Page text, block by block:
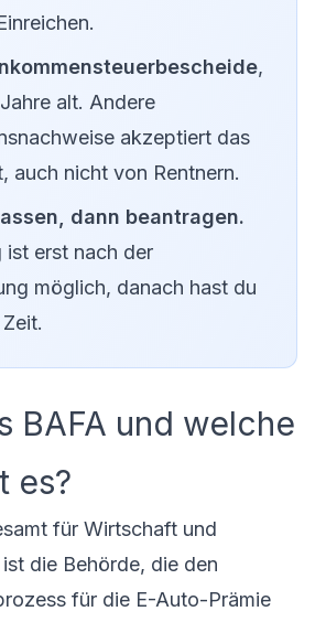
,
alt. Andere
akzeptiert das
auch nicht von Rentnern.
dann beantragen.
ist erst nach der
möglich, danach hast du
BAFA und welche
es?
für Wirtschaft und
die Behörde, die den
für die E-Auto-Prämie